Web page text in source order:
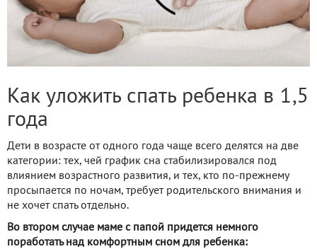
Как уложить спать ребенка в 1,5
года
Дети в возрасте от одного года чаще всего делятся на две
категории: тех, чей график сна стабилизировался под
влиянием возрастного развития, и тех, кто по-прежнему
просыпается по ночам, требует родительского внимания и
не хочет спать отдельно.
Во втором случае маме с папой придется немного
поработать над комфортным сном для ребенка: